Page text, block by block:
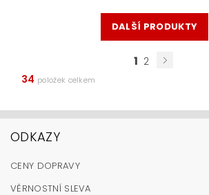
DALŠÍ PRODUKTY
1 2
34 položek celkem
ODKAZY
CENY DOPRAVY
VĚRNOSTNÍ SLEVA